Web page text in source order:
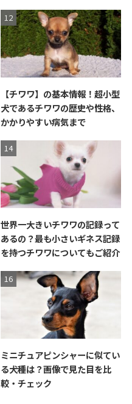
【チワワ】の基本情報！超小型
犬であるチワワの歴史や性格、
かかりやすい病気まで
世界一大きいチワワの記録って
あるの？最も小さいギネス記録
を持つチワワについてもご紹介
ミニチュアピンシャーに似てい
る犬種は？画像で見た目を比
較・チェック